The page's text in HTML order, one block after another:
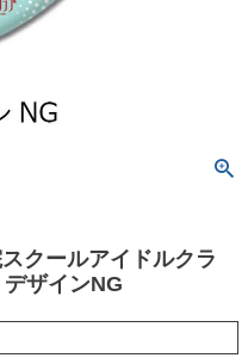
クールアイドルクラ
ザインNG